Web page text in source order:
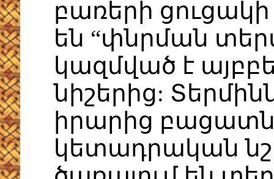
բառերի ցուցակի
են “փնրման
կազմված է
նիշերից:
իրարից
կետադրական